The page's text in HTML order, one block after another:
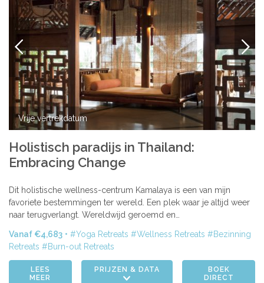
VORIGE
Vrije vertrekdatum
Holistisch paradijs in Thailand:
Embracing Change
Dit holistische wellness-centrum Kamalaya is een van mijn
favoriete bestemmingen ter wereld. Een plek waar je altijd weer
naar terugverlangt. Wereldwijd geroemd en…
Vanaf €4,683 Yoga Retreats Wellness Retreats
Bezinning
Retreats
Burn-out Retreats
LEES
MEER
PRIJZEN & DATA
BOEK
DIRECT